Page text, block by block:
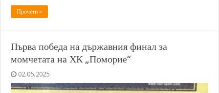
Прочети »
Първа победа на държавния финал за
момчетата на ХК „Поморие“
02.05.2025